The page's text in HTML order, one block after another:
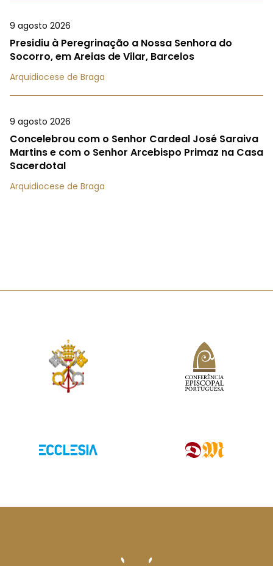
9 agosto 2026
Presidiu à Peregrinação a Nossa Senhora do
Socorro, em Areias de Vilar, Barcelos
Arquidiocese de Braga
9 agosto 2026
Concelebrou com o Senhor Cardeal José Saraiva
Martins e com o Senhor Arcebispo Primaz na Casa
Sacerdotal
Arquidiocese de Braga